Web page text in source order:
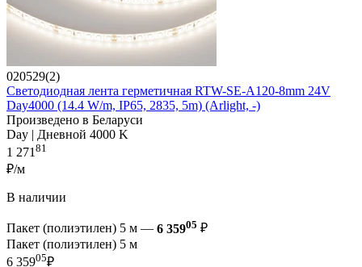
020529(2)
Светодиодная лента герметичная RTW-SE-A120-8mm 24V
Day4000 (14.4 W/m, IP65, 2835, 5m) (Arlight, -)
Произведено в Беларуси
Day | Дневной 4000 K
1 271 81
₽/м
В наличии
Пакет (полиэтилен) 5 м — 6 35905 ₽
Пакет (полиэтилен) 5 м
6 35905₽